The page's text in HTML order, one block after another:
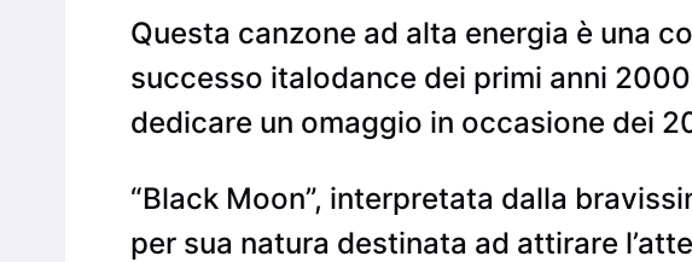
Questa canzone ad alta energia è una
successo italodance dei primi anni
dedicare un omaggio in occasione dei
“Black Moon”, interpretata dalla
per sua natura destinata ad attirare